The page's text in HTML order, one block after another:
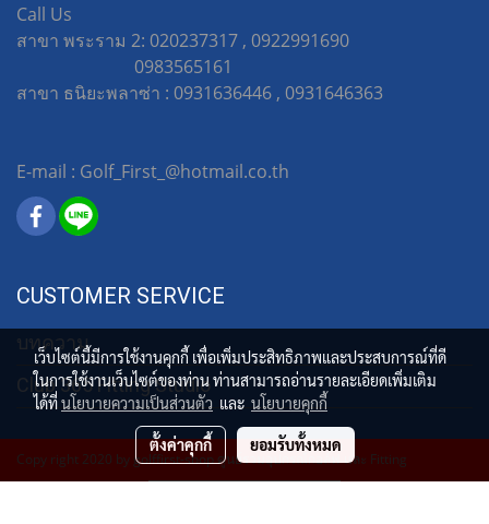
Call Us
สาขา พระราม 2: 020237317 , 0922991690
0983565161
สาขา ธนิยะพลาซ่า : 0931636446 , 0931646363
E-mail : Golf_First_@hotmail.co.th
CUSTOMER SERVICE
บทความ
Club 365 Fitting Studio
Copy right 2020 by golffirst-shop ศูนย์รวมอุปกรณ์กอล์ฟ และ Fitting
เว็บไซต์นี้มีการใช้งานคุกกี้ เพื่อเพิ่มประสิทธิภาพและประสบการณ์ที่ดี
ในการใช้งานเว็บไซต์ของท่าน ท่านสามารถอ่านรายละเอียดเพิ่มเติม
ได้ที่นโยบายความเป็นส่วนตัว และ นโยบายคุกกี้
ตั้งค่าคุกกี้ ยอมรับทั้งหมด